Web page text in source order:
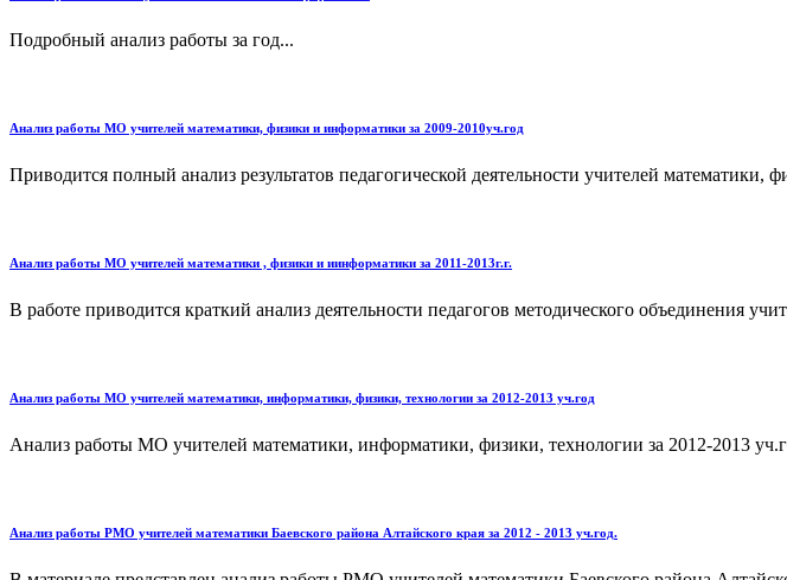
Подробный анализ работы за год...
Анализ работы МО учителей математики, физики и информатики за 2009-2010уч.год
Приводится полный анализ результатов педагогической деятельности учителей
Анализ работы МО учителей математики , физики и иинформатики за 2011-2013г.г.
В работе приводится краткий анализ деятельности педагогов методического объединения
Анализ работы МО учителей математики, информатики, физики, технологии за 2012-2013 уч.год
Анализ работы МО учителей математики, информатики, физики, технологии за 2012-2013
Анализ работы РМО учителей математики Баевского района Алтайского края за 2012 - 2013 уч.год.